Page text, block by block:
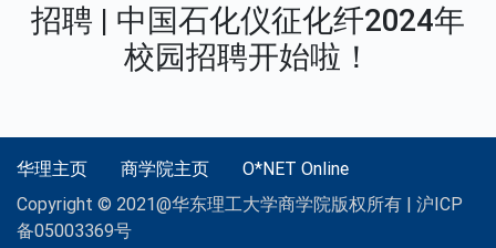
招聘 | 中国石化仪征化纤2024年
校园招聘开始啦！
华理主页 商学院主页
O*NET Online
Copyright © 2021@华东理工大学商学院版权所有 | 沪ICP
备05003369号